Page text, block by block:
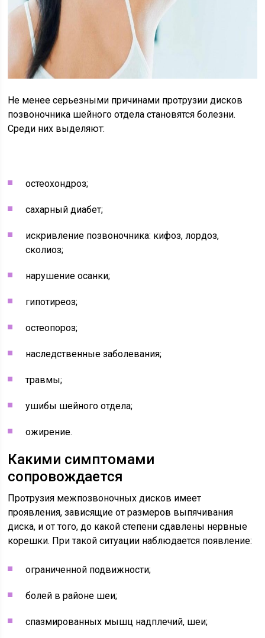
Не менее серьезными причинами протрузии дисков
позвоночника шейного отдела становятся болезни.
Среди них выделяют:
остеохондроз;
сахарный диабет;
искривление позвоночника: кифоз, лордоз,
сколиоз;
нарушение осанки;
гипотиреоз;
остеопороз;
наследственные заболевания;
травмы;
ушибы шейного отдела;
ожирение.
Какими симптомами
сопровождается
Протрузия межпозвоночных дисков имеет
проявления, зависящие от размеров выпячивания
диска, и от того, до какой степени сдавлены нервные
корешки. При такой ситуации наблюдается появление:
ограниченной подвижности;
болей в районе шеи;
спазмированных мышц надплечий, шеи;